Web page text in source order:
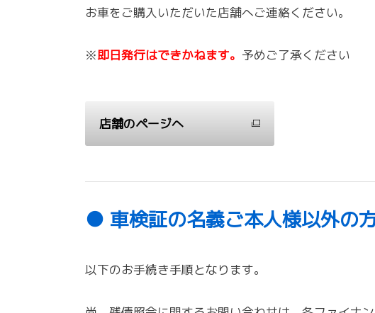
お車をご購入いただいた店舗へご連絡ください。
※即日発行はできかねます。 予めご了承ください
店舗のページへ
● 車検証の名義ご本人様以外の
以下のお手続き手順となります。